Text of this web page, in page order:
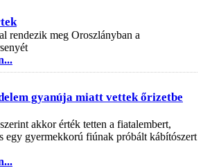
rendezik meg Oroszlányban a
gyanúja miatt vettek őrizetbe
akkor érték tetten a fiatalembert,
egy gyermekkorú fiúnak próbált kábítószert